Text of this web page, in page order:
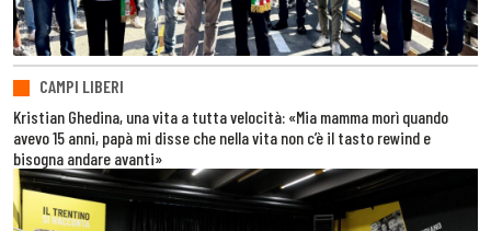
CAMPI LIBERI
Kristian Ghedina, una vita a tutta velocità: «Mia mamma morì quando
avevo 15 anni, papà mi disse che nella vita non c’è il tasto rewind e
bisogna andare avanti»